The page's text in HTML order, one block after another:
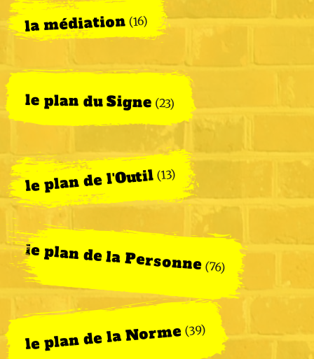
la médiation (16)
le plan du Signe (23)
le plan de l'Outil (13)
le plan de la Personne (76)
le plan de la Norme (39)